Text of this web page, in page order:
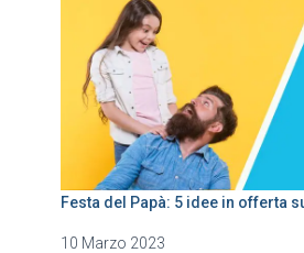
Festa del Papà: 5 idee in offerta
10 Marzo 2023